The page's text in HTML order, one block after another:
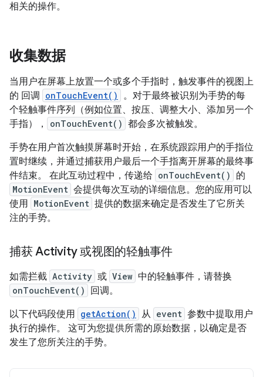
相关的操作。
收集数据
当用户在屏幕上放置一个或多个手指时，触发事件的视图上
的 回调 onTouchEvent()
。对于最终被识别为手势的每
个轻触事件序列（例如位置、按压、调整大小、添加另一个
手指），
onTouchEvent() 都会多次被触发。
手势在用户首次触摸屏幕时开始，在系统跟踪用户的手指位
置时继续，并通过捕获用户最后一个手指离开屏幕的最终事
件结束。 在此互动过程中，传递给 onTouchEvent() 的
MotionEvent 会提供每次互动的详细信息。您的应用可以
使用 MotionEvent 提供的数据来确定是否发生了它所关
注的手势。
捕获 Activity 或视图的轻触事件
如需拦截 Activity 或 View 中的轻触事件，请替换
onTouchEvent()
回调。
以下代码段使用 getAction() 从 event 参数中提取用户
执行的操作。 这可为您提供所需的原始数据，以确定是否
发生了您所关注的手势。